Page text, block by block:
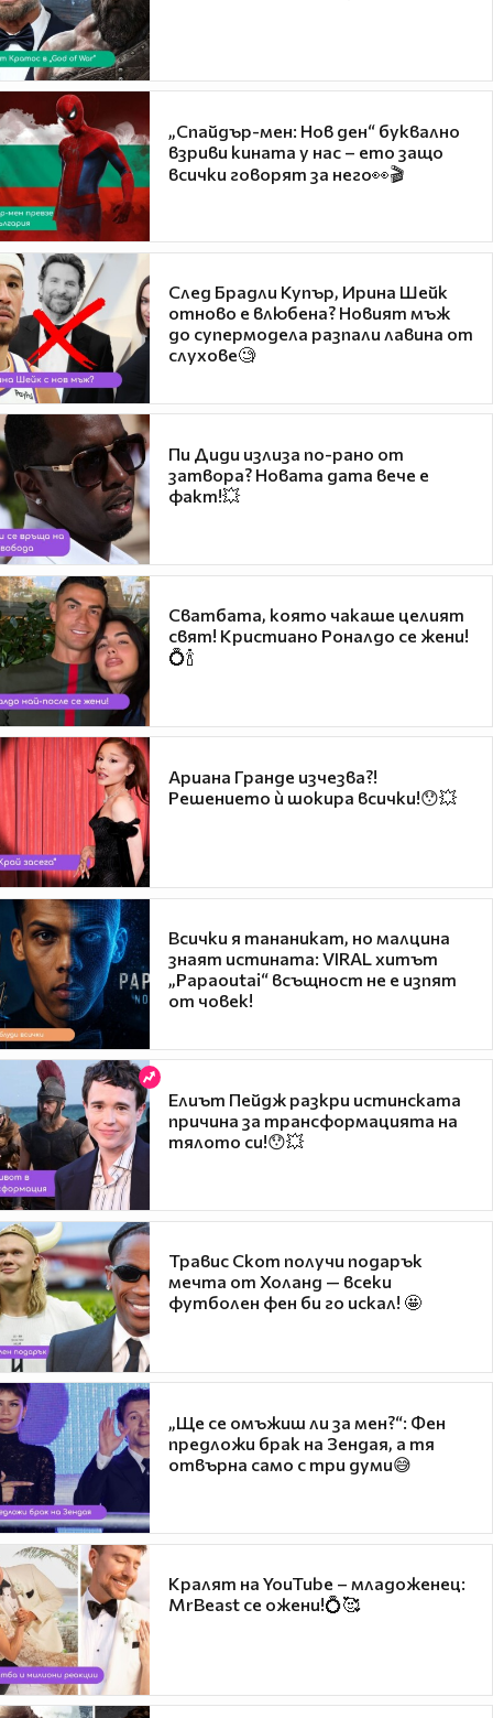
„Спайдър-мен: Нов ден“ буквално
взриви кината у нас – ето защо
всички говорят за него👀🎬
След Брадли Купър, Ирина Шейк
отново е влюбена? Новият мъж
до супермодела разпали лавина от
слухове🧐
Пи Диди излиза по-рано от
затвора? Новата дата вече е
факт!💥
Сватбата, която чакаше целият
свят! Кристиано Роналдо се жени!
💍🍾
Ариана Гранде изчезва?!
Решението ѝ шокира всички!😯💥
Всички я тананикат, но малцина
знаят истината: VIRAL хитът
„Papaoutai“ всъщност не е изпят
от човек!
Елиът Пейдж разкри истинската
причина за трансформацията на
тялото си!😯💥
Травис Скот получи подарък
мечта от Холанд — всеки
футболен фен би го искал! 🤩
„Ще се омъжиш ли за мен?“: Фен
предложи брак на Зендая, а тя
отвърна само с три думи😅
Кралят на YouTube – младоженец:
MrBeast се ожени!💍🥰